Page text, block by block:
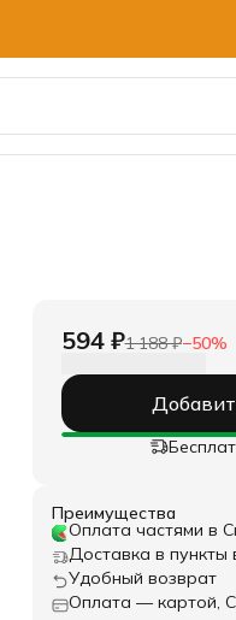
594 ₽1 188 ₽−50%
Преимущества
Оплата частями в
Доставка в
Удобный возврат
Оплата — картой,